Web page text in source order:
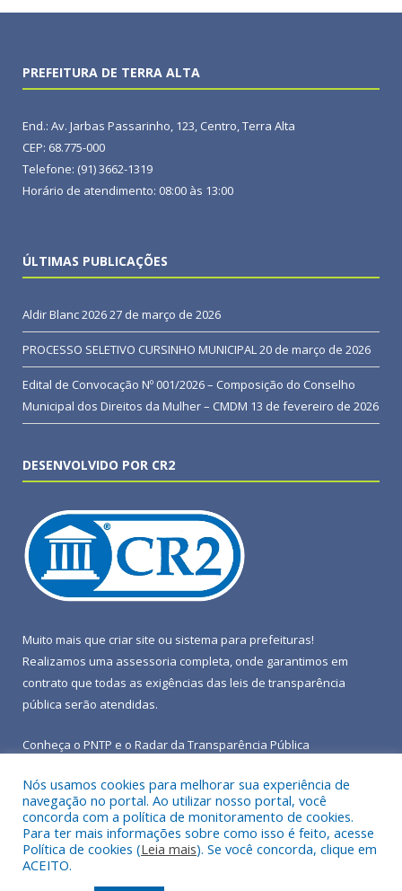
PREFEITURA DE TERRA ALTA
End.: Av. Jarbas Passarinho, 123, Centro, Terra Alta
CEP: 68.775-000
Telefone: (91) 3662-1319
Horário de atendimento: 08:00 às 13:00
ÚLTIMAS PUBLICAÇÕES
Aldir Blanc 202627 de março de 2026
PROCESSO SELETIVO CURSINHO MUNICIPAL20 de março de 2026
Edital de Convocação Nº 001/2026 – Composição do Conselho
Municipal dos Direitos da Mulher – CMDM 13 de fevereiro de 2026
DESENVOLVIDO POR CR2
Muito mais que criar site ou sistema para prefeituras!
Realizamos uma assessoria completa, onde garantimos em
contrato que todas as exigências das leis de transparência
pública serão atendidas.
Conheça o PNTP e o Radar da Transparência Pública
Todos os direitos reservados a Prefeitura Municipal de Terra
Alta.
Nós usamos cookies para melhorar sua experiência de
navegação no portal. Ao utilizar nosso portal, você
concorda com a política de monitoramento de cookies.
Para ter mais informações sobre como isso é feito, acesse
Política de cookies (Leia mais). Se você concorda, clique em
ACEITO.